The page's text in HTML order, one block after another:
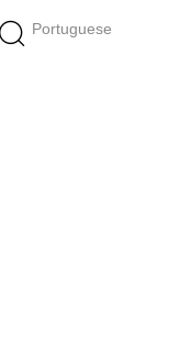
Portuguese